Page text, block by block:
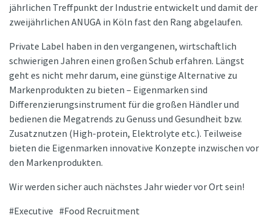
jährlichen Treffpunkt der Industrie entwickelt und damit der
zweijährlichen ANUGA in Köln fast den Rang abgelaufen.
Private Label haben in den vergangenen, wirtschaftlich
schwierigen Jahren einen großen Schub erfahren. Längst
geht es nicht mehr darum, eine günstige Alternative zu
Markenprodukten zu bieten – Eigenmarken sind
Differenzierungsinstrument für die großen Händler und
bedienen die Megatrends zu Genuss und Gesundheit bzw.
Zusatznutzen (High-protein, Elektrolyte etc.). Teilweise
bieten die Eigenmarken innovative Konzepte inzwischen vor
den Markenprodukten.
Wir werden sicher auch nächstes Jahr wieder vor Ort sein!
Executive
Food Recruitment